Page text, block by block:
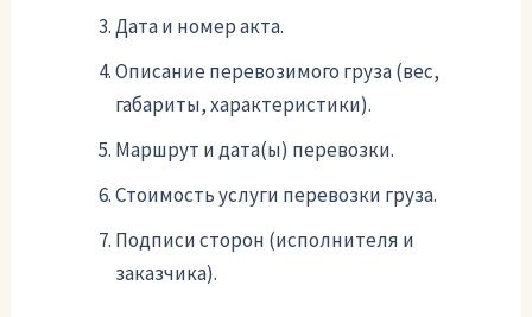
Дата и номер акта.
Описание перевозимого груза (вес,
габариты, характеристики).
Маршрут и дата(ы) перевозки.
Стоимость услуги перевозки груза.
Подписи сторон (исполнителя и
заказчика).